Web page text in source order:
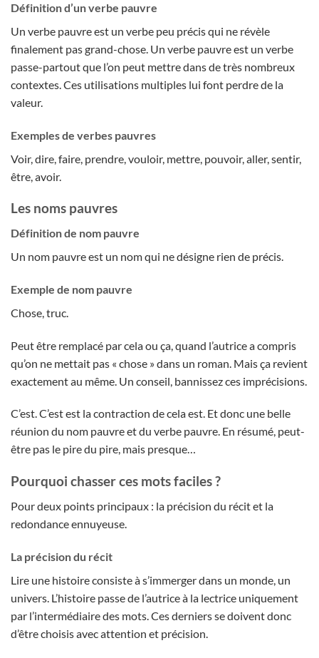
Définition d’un verbe pauvre
Un verbe pauvre est un verbe peu précis qui ne révèle
finalement pas grand-chose. Un verbe pauvre est un verbe
passe-partout que l’on peut mettre dans de très nombreux
contextes. Ces utilisations multiples lui font perdre de la
valeur.
Exemples de verbes pauvres
Voir, dire, faire, prendre, vouloir, mettre, pouvoir, aller, sentir,
être, avoir.
Les noms pauvres
Définition de nom pauvre
Un nom pauvre est un nom qui ne désigne rien de précis.
Exemple de nom pauvre
Chose, truc.
Peut être remplacé par cela ou ça, quand l’autrice a compris
qu’on ne mettait pas « chose » dans un roman. Mais ça revient
exactement au même. Un conseil, bannissez ces imprécisions.
C’est. C’est est la contraction de cela est. Et donc une belle
réunion du nom pauvre et du verbe pauvre. En résumé, peut-
être pas le pire du pire, mais presque…
Pourquoi chasser ces mots faciles ?
Pour deux points principaux : la précision du récit et la
redondance ennuyeuse.
La précision du récit
Lire une histoire consiste à s’immerger dans un monde, un
univers. L’histoire passe de l’autrice à la lectrice uniquement
par l’intermédiaire des mots. Ces derniers se doivent donc
d’être choisis avec attention et précision.